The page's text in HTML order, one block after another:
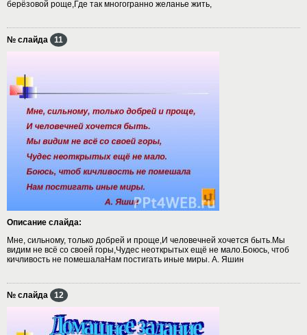
берёзовой роще,Где так многогранно желанье жить,
№ слайда 11
Описание слайда:
Мне, сильному, только добрей и проще,И человечней хочется быть.Мы
видим не всё со своей горы,Чудес неоткрытых ещё не мало.Боюсь, чтоб
кичливость не помешалаНам постигать иные миры. А. Яшин
№ слайда 12